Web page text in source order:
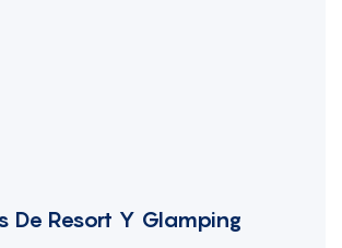
De Resort Y Glamping